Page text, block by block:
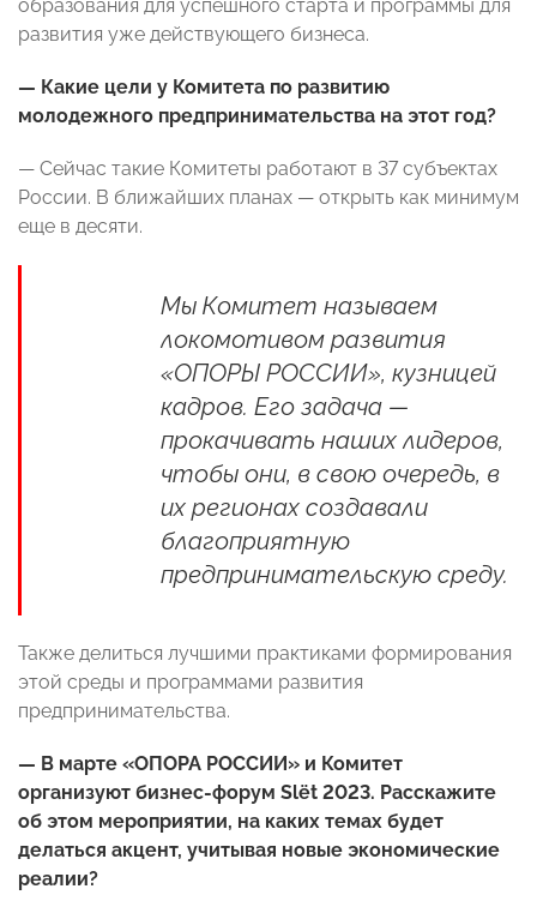
образования для успешного старта и программы для
развития уже действующего бизнеса.
— Какие цели у Комитета по развитию
молодежного предпринимательства на этот год?
— Сейчас такие Комитеты работают в 37 субъектах
России. В ближайших планах — открыть как минимум
еще в десяти.
Мы Комитет называем
локомотивом развития
«ОПОРЫ РОССИИ», кузницей
кадров. Его задача —
прокачивать наших лидеров,
чтобы они, в свою очередь, в
их регионах создавали
благоприятную
предпринимательскую среду.
Также делиться лучшими практиками формирования
этой среды и программами развития
предпринимательства.
— В марте «ОПОРА РОССИИ» и Комитет
организуют бизнес-форум Slёt 2023. Расскажите
об этом мероприятии, на каких темах будет
делаться акцент, учитывая новые экономические
реалии?